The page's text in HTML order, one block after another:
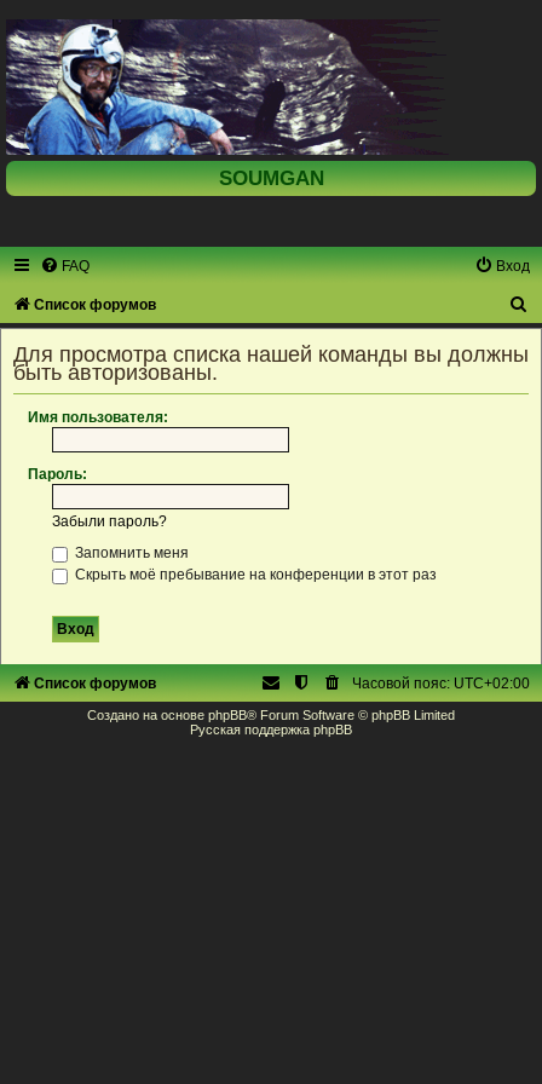
SOUMGAN
FAQ Вход
Список форумов
Для просмотра списка нашей команды вы должны
быть авторизованы.
Имя пользователя:
Пароль:
Забыли пароль?
Запомнить меня
Скрыть моё пребывание на конференции в этот раз
Список форумов Часовой пояс:UTC+02:00
Создано на основе phpBB® Forum Software © phpBB Limited
Русская поддержка phpBB